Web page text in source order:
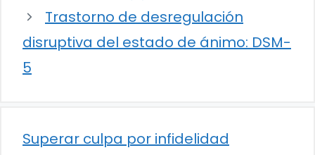
Trastorno de desregulación
disruptiva del estado de ánimo: DSM-
5
Superar culpa por infidelidad